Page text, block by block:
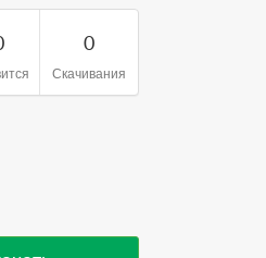
0
Скачивания